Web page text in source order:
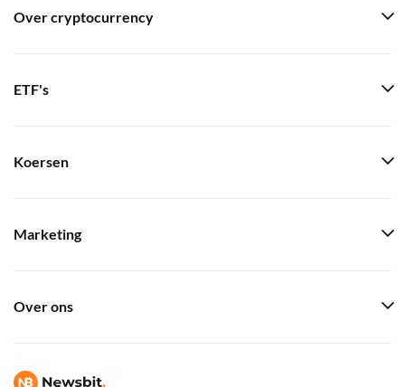
Over cryptocurrency
ETF's
Koersen
Marketing
Over ons